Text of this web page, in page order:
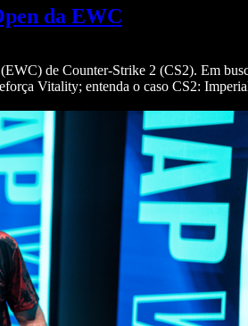
da EWC
de Counter-Strike 2 (CS2). Em
Vitality; entenda o caso CS2: